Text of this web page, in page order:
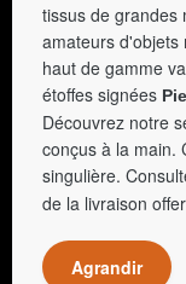
tissus de grandes
amateurs d'objets
haut de gamme
étoffes signées
Découvrez notre
conçus à la main.
singulière.
de la livraison
Agrandir